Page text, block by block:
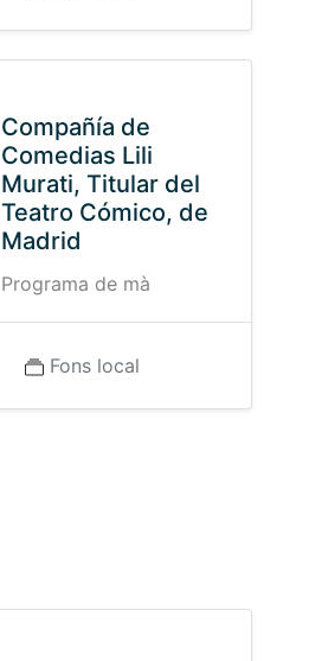
Compañía de
Comedias Lili
Murati, Titular del
Teatro Cómico, de
Madrid
Programa de mà
Fons local